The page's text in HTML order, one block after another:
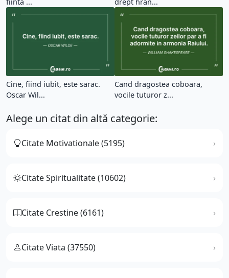
Cine, fiind iubit, este sarac.
Oscar Wil...
Cand dragostea coboara,
vocile tuturor z...
Alege un citat din altă categorie:
Citate Motivationale (5195)
Citate Spiritualitate (10602)
Citate Crestine (6161)
Citate Viata (37550)